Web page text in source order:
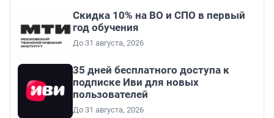
Скидка 10% на ВО и СПО в первый
год обучения
До 31 августа, 2026
35 дней бесплатного доступа к
подписке Иви для новых
пользователей
До 31 августа, 2026